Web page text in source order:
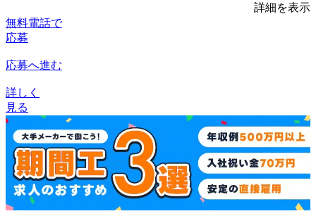
詳細を表示
無料電話で
応募
応募へ進む
詳しく
見る